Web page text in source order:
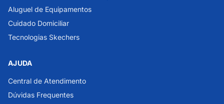
Aluguel de Equipamentos
Cuidado Domiciliar
Tecnologias Skechers
AJUDA
Central de Atendimento
Dúvidas Frequentes